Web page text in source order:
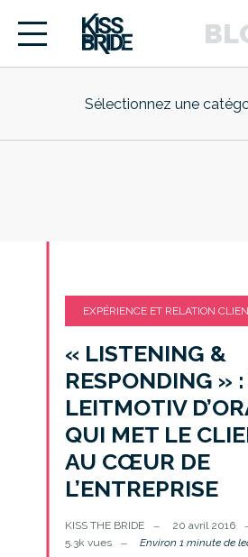
Sélectionnez une
EXPÉRIENCE ET RELATION
« LISTENING &
RESPONDING »
LEITMOTIV
QUI MET LE
AU CŒUR DE
L’ENTREPRISE
KISS THE BRIDE
20 avril 2016
5.3k vues
Environ 1 minute de